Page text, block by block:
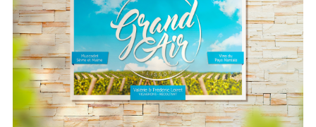
€0.00
Dans:Création graphique